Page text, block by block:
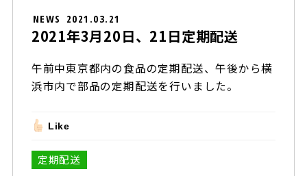
NEWS 2021.03.21
2021年3月20日、21日定期配送
午前中東京都内の食品の定期配送、午後から横
浜市内で部品の定期配送を行いました。
Like
定期配送